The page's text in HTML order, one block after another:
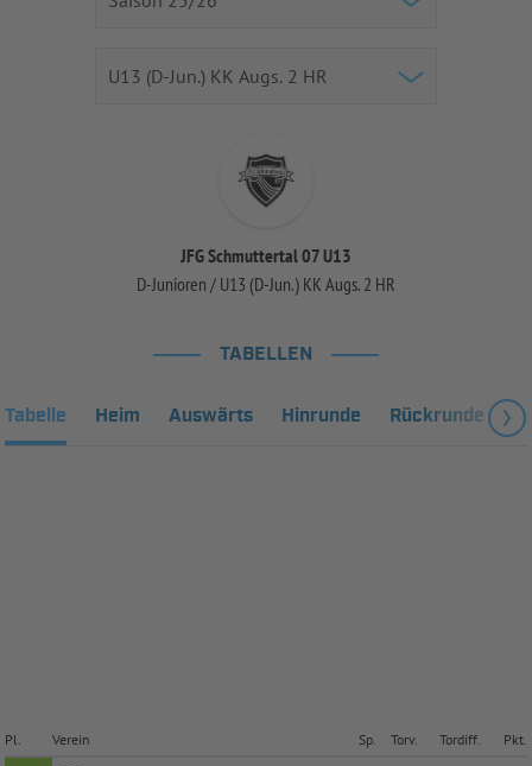
JFG Schmuttertal 07 U13
D-Junioren / U13 (D-Jun.) KK Augs. 2 HR
TABELLEN
Tabelle Heim Auswärts Hinrunde Rückrunde
Pl. Verein Sp. Torv. Tordiff. Pkt.